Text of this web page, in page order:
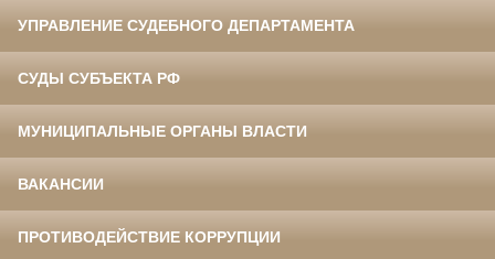
УПРАВЛЕНИЕ СУДЕБНОГО ДЕПАРТАМЕНТА
СУДЫ СУБЪЕКТА РФ
МУНИЦИПАЛЬНЫЕ ОРГАНЫ ВЛАСТИ
ВАКАНСИИ
ПРОТИВОДЕЙСТВИЕ КОРРУПЦИИ